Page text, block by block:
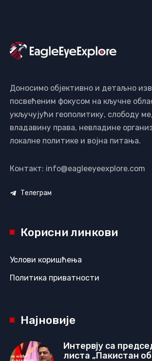
Доносимо објективно и детаљно
посвећеним фокусом на кључне
укључујући геополитику, слободу
владавину права, невладине
локалне политике и војна питања.
Контакт: info@eagleeyeexplore.com
Телеграм
Корисни линкови
Услови коришћења
Политика приватности
Најновије
Интервју са
листа „Пакистан